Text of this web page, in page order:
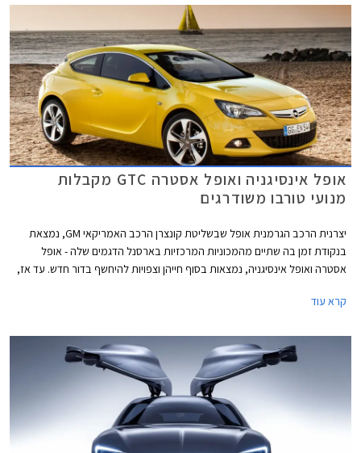
הילוכים אוטומטית חדשה ומאפשר תאוצה מאפס למאה קמ"ש תוך 8.9 שניות
וצריכת דלק ממוצעת של 18.2 ק"מ לליטר.
אופל אינסיגניה ואופל אסטרה GTC מקבלות
מנועי טורבו משודרגים
יצרנית הרכב הגרמנית אופל שבשליטת קונצרן הרכב האמריקאי GM, נמצאת
בנקודת זמן בה שתיים מהמכוניות המרכזיות בארסנל הדגמים שלה - אופל
אסטרה ואופל אינסיגניה, נמצאות בסוף חייהן וצפויות להיחשף בדור חדש. עד אז,
קרא עוד